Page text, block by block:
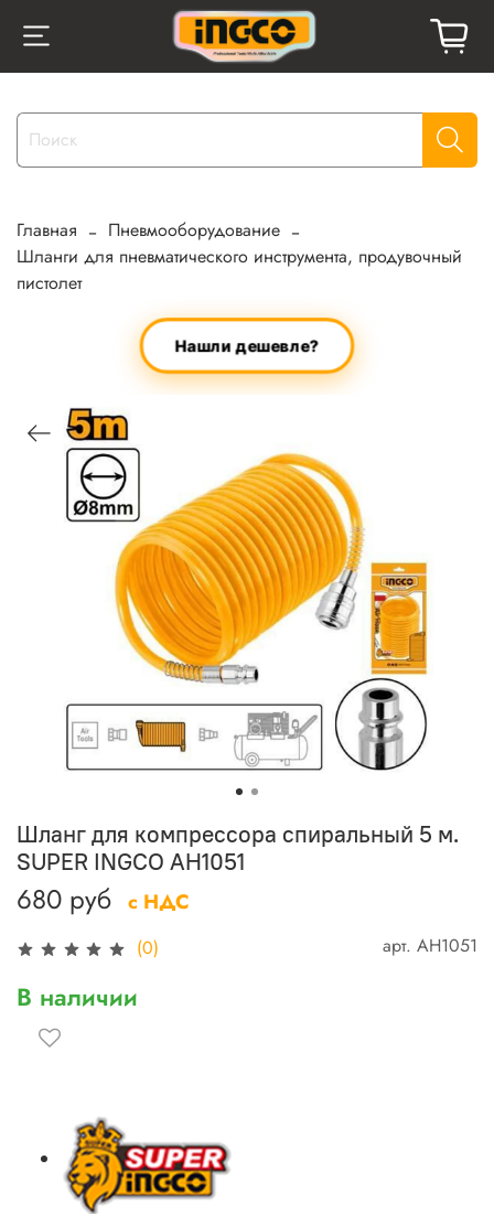
Главная
Пневмооборудование
Шланги для пневматического инструмента, продувочный
пистолет
Нашли дешевле?
(0) арт. AH1051
Шланг для компрессора спиральный 5 м.
SUPER INGCO AH1051
680 руб с НДС
В наличии